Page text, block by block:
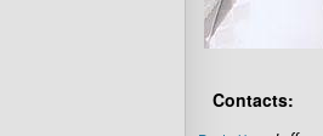
Contacts: